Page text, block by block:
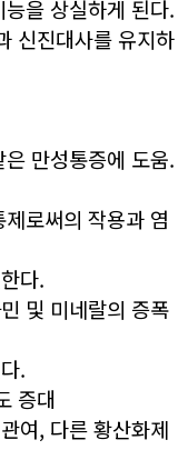
을 상실하게 된다.
신진대사를 유지하
만성통증에 도움.
로써의 작용과 염
다.
및 미네랄의 증폭
.
증대
여, 다른 황산화제